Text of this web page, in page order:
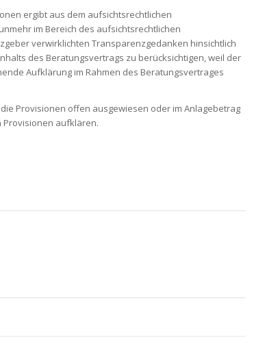
ergibt aus dem aufsichtsrechtlichen
im Bereich des aufsichtsrechtlichen
verwirklichten Transparenzgedanken hinsichtlich
des Beratungsvertrags zu berücksichtigen, weil der
Aufklärung im Rahmen des Beratungsvertrages
Provisionen offen ausgewiesen oder im Anlagebetrag
Provisionen aufklären.